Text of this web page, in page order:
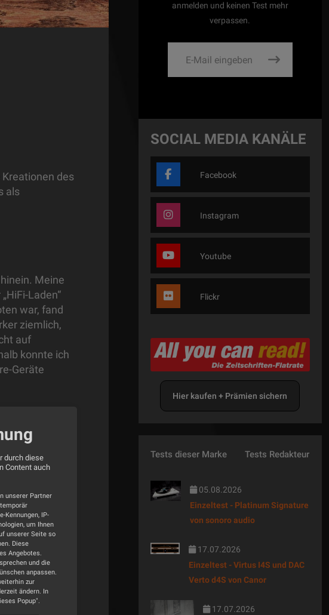
des
als
Meine
Laden“
war, fand
ziemlich,
auf
konnte ich
Geräte
Verbindung.
damit die
zu haben.
Außerdem
Tony Brady
5010
auf, ob sie
anmelden und keinen Test mehr
verpassen.
SOCIAL MEDIA KANÄLE
Facebook
Instagram
Youtube
Flickr
Hier kaufen + Prämien sichern
Tests dieser Marke Tests Redakteur
05.08.2026
Einzeltest - Platinum Signature
von sonoro audio
17.07.2026
Einzeltest - Virtus I4S und DAC
Verto d4S von Canor
17.07.2026
durch diese
Content auch
unserer Partner
Kennungen, IP-
um Ihnen
unserer Seite so
Diese
Angebotes.
und die
anpassen.
zur
ändern. In
Popup".